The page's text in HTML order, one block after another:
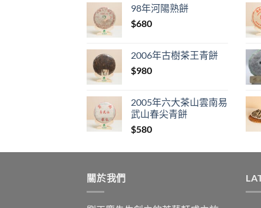
98年河陽熟餅
$680
2006年古樹茶王青餅
$980
2005年六大茶山雲南易
武山春尖青餅
$580
關於我們